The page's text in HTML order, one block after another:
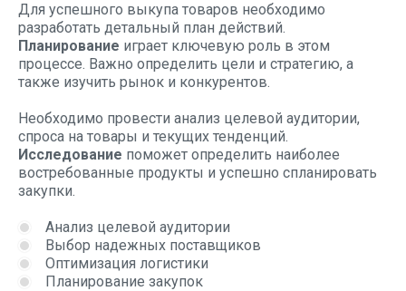
Для успешного выкупа товаров необходимо
разработать детальный план действий.
Планирование играет ключевую роль в этом
процессе. Важно определить цели и стратегию, а
также изучить рынок и конкурентов.
Необходимо провести анализ целевой аудитории,
спроса на товары и текущих тенденций.
Исследование поможет определить наиболее
востребованные продукты и успешно спланировать
закупки.
Анализ целевой аудитории
Выбор надежных поставщиков
Оптимизация логистики
Планирование закупок